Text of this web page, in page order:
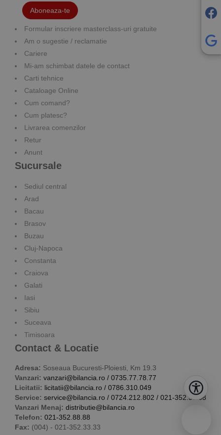
Aboneaza-te
Formular inscriere masterclass-uri gratuite
Am o sugestie / reclamatie
Cariere
Mi-am schimbat datele de contact
Carti tehnice
Cataloage Online
Cum comand?
Cum platesc?
Livrarea comenzilor
Retur
Anunt
Sucursale
Sediul central
Arad
Bacau
Brasov
Buzau
Cluj-Napoca
Constanta
Craiova
Galati
Iasi
Sibiu
Suceava
Timisoara
Contact & Locatie
Adresa: Soseaua Bucuresti-Ploiesti, Km 19.3
Vanzari: vanzari@bilancia.ro / 0735.77.78.77
Licitatii: licitatii@bilancia.ro / 0786.310.049
Service: service@bilancia.ro / 0724.212.802 / 021-352.38.68
Vanzari Menaj: distributie@bilancia.ro
Telefon: 021-352.88.88
Fax: (004) - 021-352.33.33